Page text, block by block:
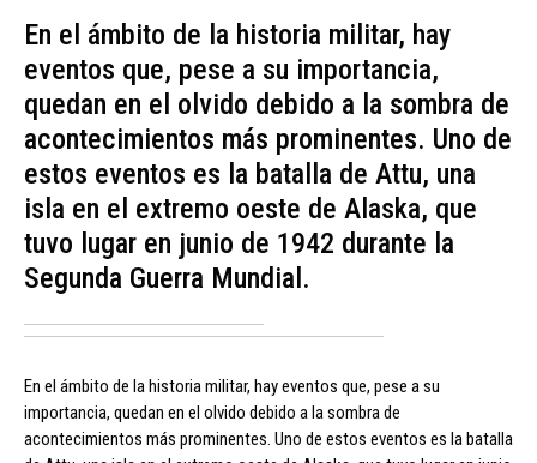
En el ámbito de la historia militar, hay
eventos que, pese a su importancia,
quedan en el olvido debido a la sombra de
acontecimientos más prominentes. Uno de
estos eventos es la batalla de Attu, una
isla en el extremo oeste de Alaska, que
tuvo lugar en junio de 1942 durante la
Segunda Guerra Mundial.
En el ámbito de la historia militar, hay eventos que, pese a su
importancia, quedan en el olvido debido a la sombra de
acontecimientos más prominentes. Uno de estos eventos es la batalla